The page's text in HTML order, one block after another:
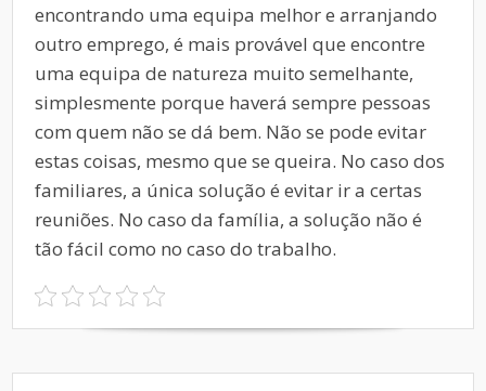
encontrando uma equipa melhor e arranjando
outro emprego, é mais provável que encontre
uma equipa de natureza muito semelhante,
simplesmente porque haverá sempre pessoas
com quem não se dá bem. Não se pode evitar
estas coisas, mesmo que se queira. No caso dos
familiares, a única solução é evitar ir a certas
reuniões. No caso da família, a solução não é
tão fácil como no caso do trabalho.